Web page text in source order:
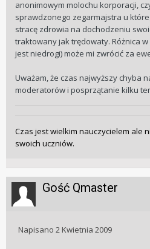
anonimowym molochu korporacji,
sprawdzonego zegarmajstra u
stracę zdrowia na dochodzeniu
traktowany jak trędowaty. Różnica
jest niedrogi) może mi zwrócić za
Uważam, że czas najwyższy chyba
moderatorów i posprzątanie kilku
Czas jest wielkim nauczycielem ale
swoich uczniów.
Gość Qmaster
Napisano 2 Kwietnia 2009